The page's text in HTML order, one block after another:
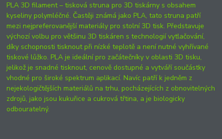
PLA 3D filament – tisková struna pro 3D tiskárny s obsahem
kyseliny polymléčné. Častěji známá jako PLA, tato struna patří
mezi nejpreferovanější materiály pro stolní 3D tisk. Představuje
výchozí volbu pro většinu 3D tiskáren s technologií vytlačování,
díky schopnosti tisknout při nízké teplotě a není nutné vyhřívané
tiskové lůžko. PLA je ideální pro začátečníky v oblasti 3D tisku,
jelikož je snadné tisknout, cenově dostupné a vytváří součástky
vhodné pro široké spektrum aplikací. Navíc patří k jedněm z
nejekologičtějších materiálů na trhu, pocházejících z obnovitelných
zdrojů, jako jsou kukuřice a cukrová třtina, a je biologicky
odbouratelný.